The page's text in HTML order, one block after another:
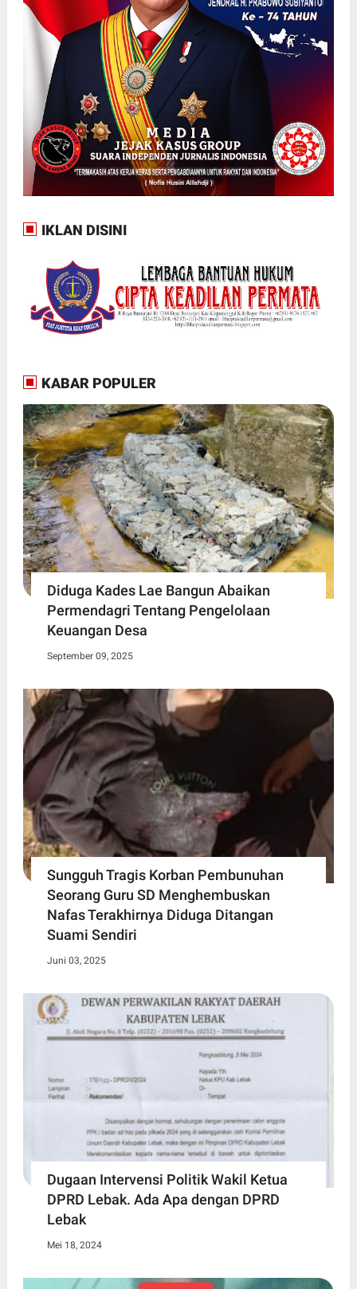
IKLAN DISINI
KABAR POPULER
Diduga Kades Lae Bangun Abaikan
Permendagri Tentang Pengelolaan
Keuangan Desa
September 09, 2025
Sungguh Tragis Korban Pembunuhan
Seorang Guru SD Menghembuskan
Nafas Terakhirnya Diduga Ditangan
Suami Sendiri
Juni 03, 2025
Dugaan Intervensi Politik Wakil Ketua
DPRD Lebak. Ada Apa dengan DPRD
Lebak
Mei 18, 2024